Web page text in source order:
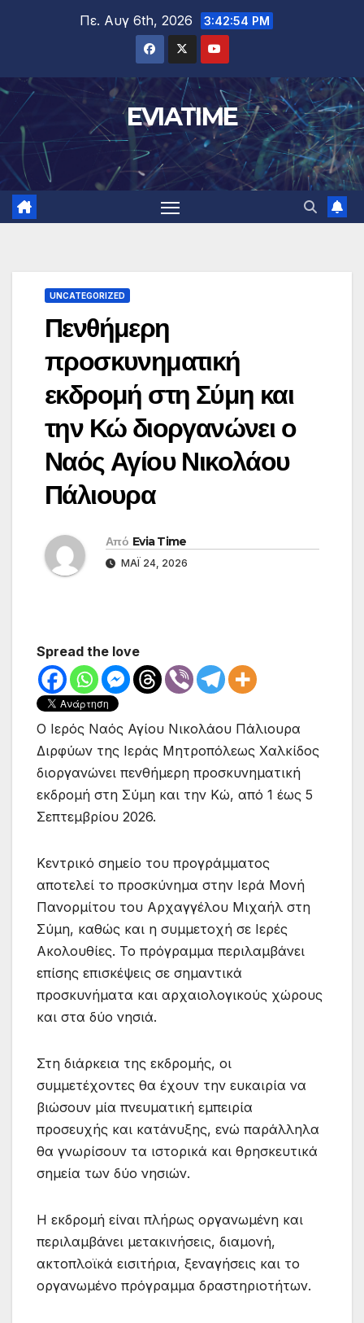
Πε. Αυγ 6th, 2026 3:42:55 PM
EVIATIME
UNCATEGORIZED
Πενθήμερη
προσκυνηματική
εκδρομή στη Σύμη και
την Κώ διοργανώνει ο
Ναός Αγίου Νικολάου
Πάλιουρα
Από Evia Time
ΜΆΙ 24, 2026
Spread the love
Ο Ιερός Ναός Αγίου Νικολάου Πάλιουρα
Διρφύων της Ιεράς Μητροπόλεως Χαλκίδος
διοργανώνει πενθήμερη προσκυνηματική
εκδρομή στη Σύμη και την Κώ, από 1 έως 5
Σεπτεμβρίου 2026.
Κεντρικό σημείο του προγράμματος
αποτελεί το προσκύνημα στην Ιερά Μονή
Πανορμίτου του Αρχαγγέλου Μιχαήλ στη
Σύμη, καθώς και η συμμετοχή σε Ιερές
Ακολουθίες. Το πρόγραμμα περιλαμβάνει
επίσης επισκέψεις σε σημαντικά
προσκυνήματα και αρχαιολογικούς χώρους
και στα δύο νησιά.
Στη διάρκεια της εκδρομής, οι
συμμετέχοντες θα έχουν την ευκαιρία να
βιώσουν μία πνευματική εμπειρία
προσευχής και κατάνυξης, ενώ παράλληλα
θα γνωρίσουν τα ιστορικά και θρησκευτικά
σημεία των δύο νησιών.
Η εκδρομή είναι πλήρως οργανωμένη και
περιλαμβάνει μετακινήσεις, διαμονή,
ακτοπλοϊκά εισιτήρια, ξεναγήσεις και το
οργανωμένο πρόγραμμα δραστηριοτήτων.